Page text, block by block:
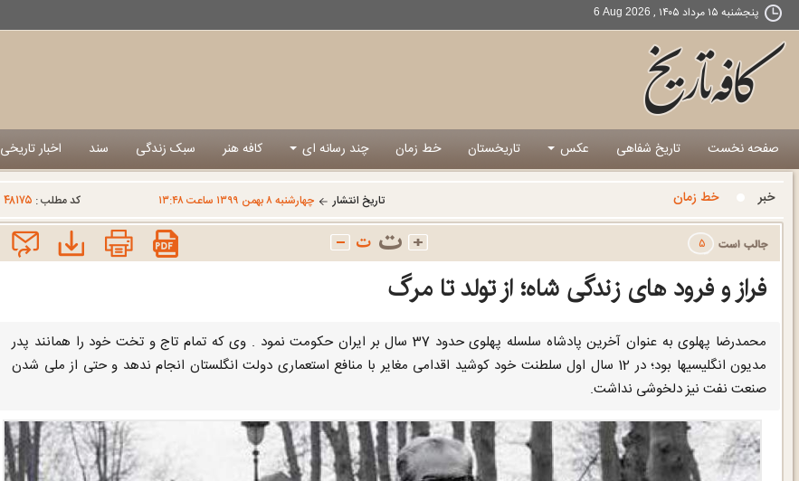
پنجشنبه ۱۵ مرداد ۱۴۰۵ , 6 Aug 2026
صفحه نخست تاریخ شفاهی عکس تاریخستان خط زمان چند رسانه ای کافه هنر سبک زندگی سند اخبار تاریخی
خبر خط زمان تاریخ انتشار چهارشنبه ۸ بهمن ۱۳۹۹ ساعت ۱۳:۴۸ کد مطلب : ۴۸۱۷۵
۵
فراز و فرود های زندگی شاه؛ از تولد تا مرگ
محمدرضا پهلوی به عنوان آخرین پادشاه سلسله پهلوی حدود 37 سال بر ایران حکومت نمود . وی که تمام تاج و تخت خود را همانند پدر
مدیون انگلیسیها بود؛ در 12 سال اول سلطنت خود کوشید اقدامی مغایر با منافع استعماری دولت انگلستان انجام ندهد و حتی از ملی شدن
صنعت نفت نیز دلخوشی نداشت.